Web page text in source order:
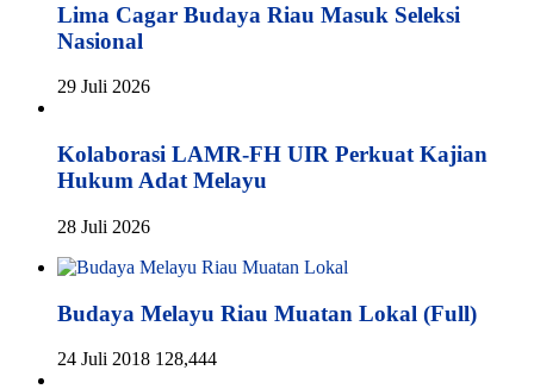
Lima Cagar Budaya Riau Masuk Seleksi
Nasional
29 Juli 2026
Kolaborasi LAMR-FH UIR Perkuat Kajian
Hukum Adat Melayu
28 Juli 2026
Budaya Melayu Riau Muatan Lokal (Full)
24 Juli 2018 128,444